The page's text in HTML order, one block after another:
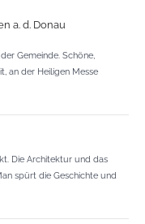
a. d. Donau
Gemeinde. Schöne,
an der Heiligen Messe
Die Architektur und das
spürt die Geschichte und